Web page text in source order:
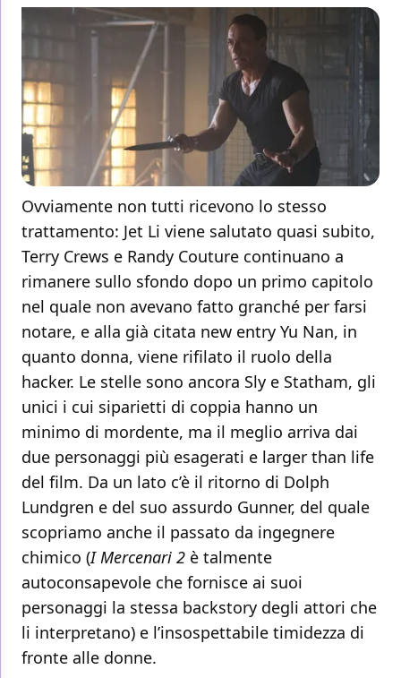
Ovviamente non tutti ricevono lo stesso
trattamento: Jet Li viene salutato quasi subito,
Terry Crews e Randy Couture continuano a
rimanere sullo sfondo dopo un primo capitolo
nel quale non avevano fatto granché per farsi
notare, e alla già citata new entry Yu Nan, in
quanto donna, viene rifilato il ruolo della
hacker. Le stelle sono ancora Sly e Statham, gli
unici i cui siparietti di coppia hanno un
minimo di mordente, ma il meglio arriva dai
due personaggi più esagerati e larger than life
del film. Da un lato c’è il ritorno di Dolph
Lundgren e del suo assurdo Gunner, del quale
scopriamo anche il passato da ingegnere
chimico (I Mercenari 2 è talmente
autoconsapevole che fornisce ai suoi
personaggi la stessa backstory degli attori che
li interpretano) e l’insospettabile timidezza di
fronte alle donne.